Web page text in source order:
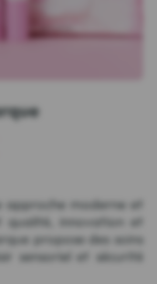
moderne et
qualité, innovation et
propose des soins
sensoriel et sécurité